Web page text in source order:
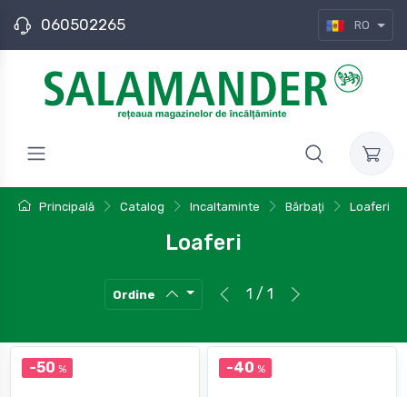
060502265 RO
Principală Catalog Incaltaminte Bărbaţi Loaferi
Loaferi
Ordine 1 / 1
-50 % -40 %